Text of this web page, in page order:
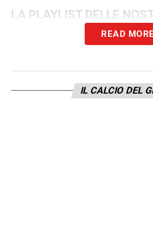
LA PLAYLIST DELLE
READ MORE
IL CALCIO DEL